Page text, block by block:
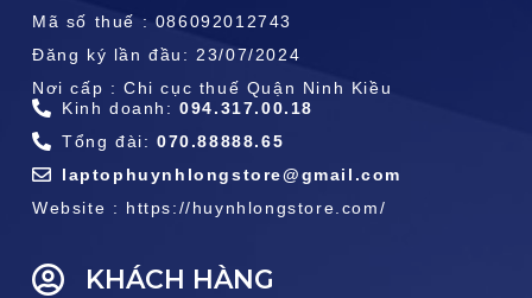
Mã số thuế : 086092012743
Đăng ký lần đầu: 23/07/2024
Nơi cấp : Chi cục thuế Quận Ninh Kiều
Kinh doanh:094.317.00.18
Tổng đài: 070.88888.65
laptophuynhlongstore@gmail.com
Website : https://huynhlongstore.com/
KHÁCH HÀNG